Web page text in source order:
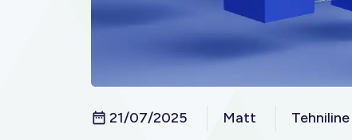
21/07/2025 Matt Tehniline